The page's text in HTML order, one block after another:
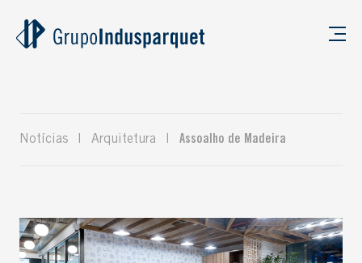
Notícias Arquitetura Assoalho de Madeira